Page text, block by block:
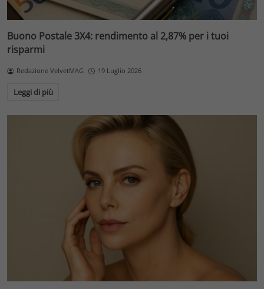
Buono Postale 3X4: rendimento al 2,87% per i tuoi
risparmi
Redazione VelvetMAG 19 Luglio 2026
Leggi di più